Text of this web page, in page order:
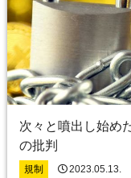
次々と噴出し始め
の批判
規制 2023.05.13.